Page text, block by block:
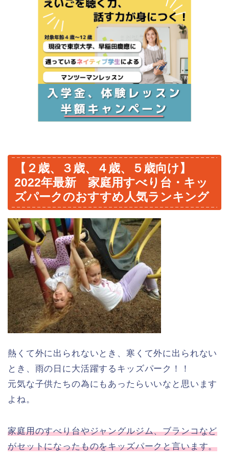
【２歳、３歳、４歳、５歳向け】
2022年最新 家庭用すべり台・キッ
ズパークのおすすめ人気ランキング
熱くて外に出られないとき、寒くて外に出られない
とき、雨の日に大活躍するキッズパーク！！
元気な子供たちの為にもあったらいいなと思います
よね。
家庭用のすべり台やジャングルジム、ブランコなど
がセットになったものをキッズパークと言います。